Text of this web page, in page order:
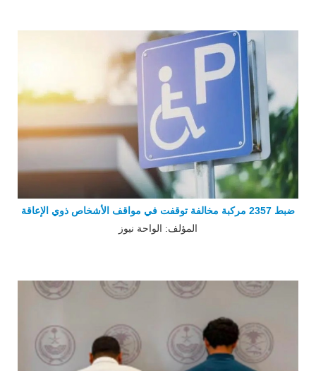
ضبط 2357 مركبة مخالفة توقفت في مواقف الأشخاص ذوي الإعاقة
المؤلف: الواحة نيوز